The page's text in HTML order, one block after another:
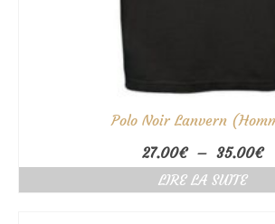
Polo Noir Lanvern
27.00€ – 35.00€
LIRE LA SUITE